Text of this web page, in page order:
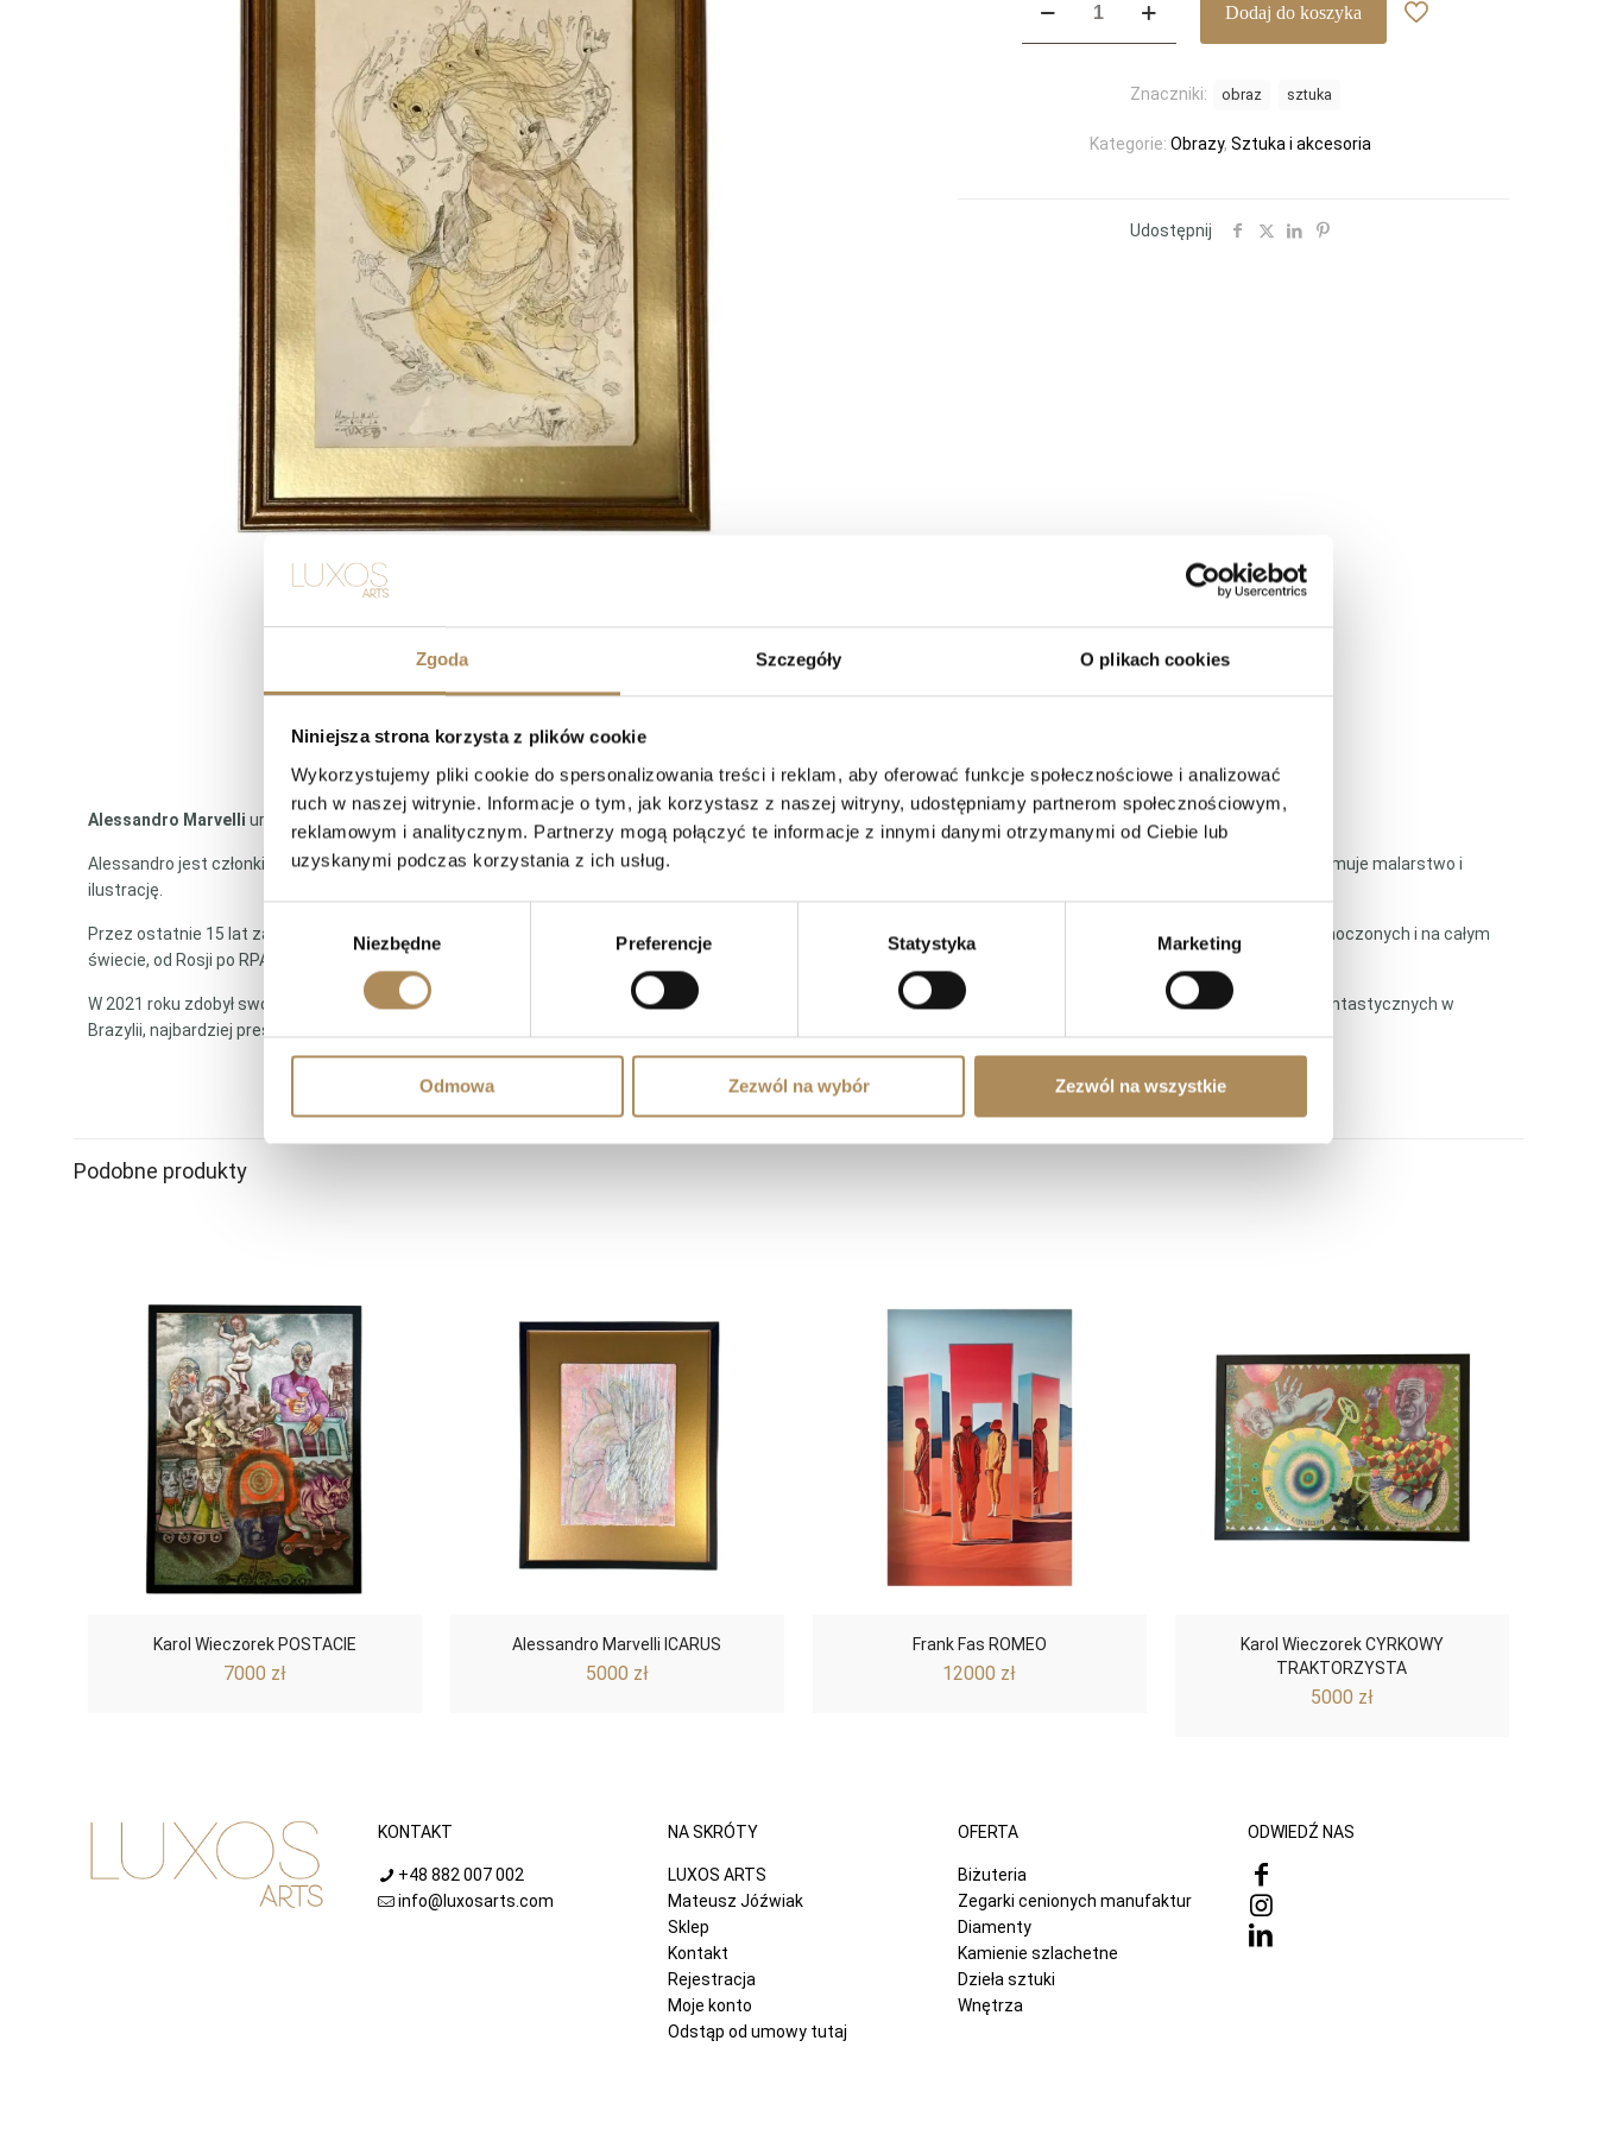
Zgoda Szczegóły O plikach cookies
Niniejsza strona korzysta z plików cookie
Wykorzystujemy pliki cookie do spersonalizowania treści i reklam, aby oferować funkcje społecznościowe i analizować
ruch w naszej witrynie. Informacje o tym, jak korzystasz z naszej witryny, udostępniamy partnerom społecznościowym,
reklamowym i analitycznym. Partnerzy mogą połączyć te informacje z innymi danymi otrzymanymi od Ciebie lub
uzyskanymi podczas korzystania z ich usług.
zgody
Niezbędne Preferencje Statystyka Marketing
Odmowa Zezwól na wybór Zezwól na wszystkie
Alessandro
Marvelli
Dodaj do koszyka
Kategorie: Obrazy, Sztuka i akcesoria
Znaczniki: obraz sztuka
Udostępnij
Alessandro Marvelli urodził się 21 sierpnia 1982 roku w Pescarze we Włoszech, jest scenografem mieszkającym w Los Angeles w Kalifornii od 2006 roku.
Alessandro jest członkiem Art Director Guild Of America (Loc800), ma tytuł magistra kina cyfrowego z University of La Sapienza w Rzymie. Jego wykształcenie obejmuje malarstwo i
ilustrację.
Przez ostatnie 15 lat zajmował się głównie projektowaniem reklam i filmów fabularnych, podróżując i zarządzając zespołami artystycznymi w całych Stanach Zjednoczonych i na całym
świecie, od Rosji po RPA, Meksyk i Włochy.
W 2021 roku zdobył swoją drugą nagrodę w kategorii „Najlepszy scenograf” za film fabularny „This Game’s Called Murder” na Międzynarodowym Festiwalu Filmów Fantastycznych w
Brazylii, najbardziej prestiżowym festiwalu fantasy i science fiction w Ameryce Południowej.
Podobne produkty
Karol Wieczorek POSTACIE
7000 zł
Alessandro Marvelli ICARUS
5000 zł
Frank Fas ROMEO
12000 zł
Karol Wieczorek CYRKOWY
TRAKTORZYSTA
5000 zł
KONTAKT
+48 882 007 002
info@luxosarts.com
NA SKRÓTY
LUXOS ARTS
Mateusz Jóźwiak
Sklep
Kontakt
Rejestracja
Moje konto
Odstąp od umowy tutaj
OFERTA
Biżuteria
Zegarki cenionych manufaktur
Diamenty
Kamienie szlachetne
Dzieła sztuki
Wnętrza
ODWIEDŹ NAS